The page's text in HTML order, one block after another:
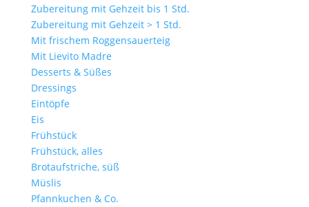
Zubereitung mit Gehzeit bis 1 Std.
Zubereitung mit Gehzeit > 1 Std.
Mit frischem Roggensauerteig
Mit Lievito Madre
Desserts & Süßes
Dressings
Eintöpfe
Eis
Frühstück
Frühstück, alles
Brotaufstriche, süß
Müslis
Pfannkuchen & Co.